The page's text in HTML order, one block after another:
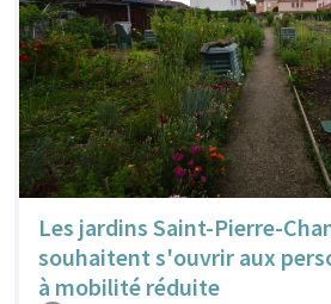
Les jardins Saint-Pierre-
souhaitent s'ouvrir aux
à mobilité réduite